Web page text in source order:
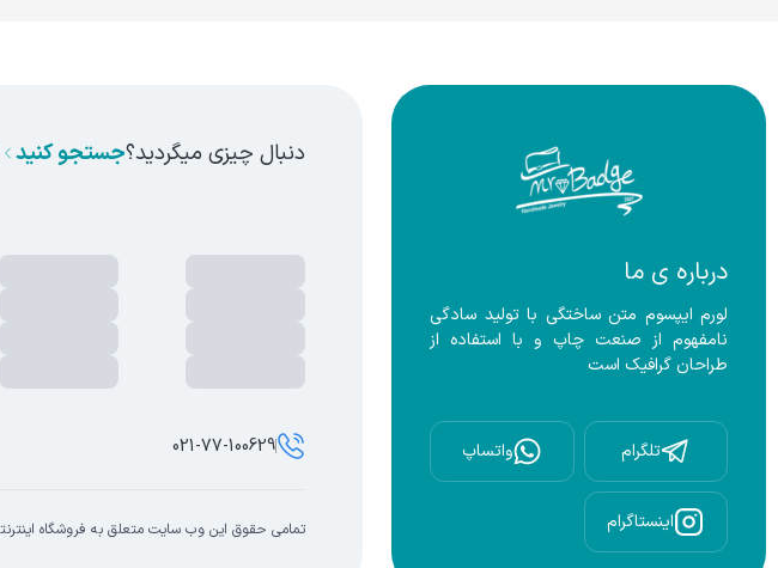
درباره ی ما
نامفهوم از صنعت چاپ و با استفاده از
طراحان گرافیک است
تلگرام واتساپ
اینستاگرام
دنبال چیزی میگردید؟جستجو کنید
021-77-100629
تمامی حقوق این وب سایت متعلق به فروشگاه